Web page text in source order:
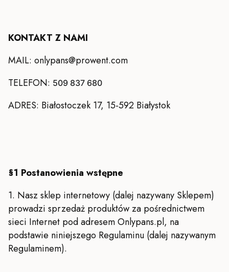
KONTAKT Z NAMI
MAIL: onlypans@prowent.com
TELEFON: 509 837 680
ADRES: Białostoczek 17, 15-592 Białystok
§1 Postanowienia wstępne
1. Nasz sklep internetowy (dalej nazywany Sklepem)
prowadzi sprzedaż produktów za pośrednictwem
sieci Internet pod adresem Onlypans.pl, na
podstawie niniejszego Regulaminu (dalej nazywanym
Regulaminem).